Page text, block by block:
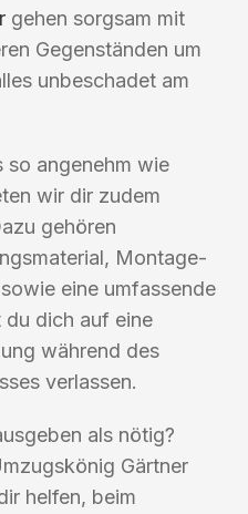
gehen sorgsam mit
Gegenständen um
unbeschadet am
so angenehm wie
wir dir zudem
gehören
Montage-
eine umfassende
du dich auf eine
während des
verlassen.
als nötig?
Gärtner
helfen, beim